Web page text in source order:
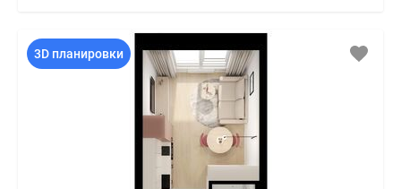
3D планировки